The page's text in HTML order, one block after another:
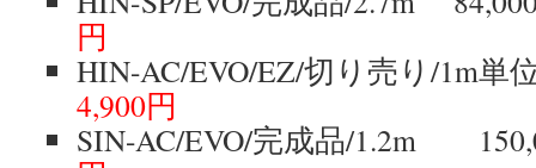
円
HIN-AC/EVO/EZ/切り売り/
4,900円
SIN-AC/EVO/完成品/1.2m